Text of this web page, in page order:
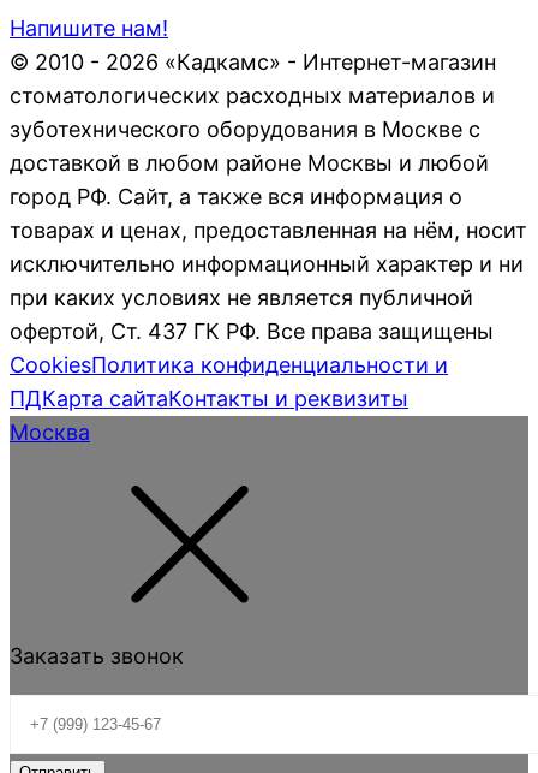
Напишите нам!
© 2010 - 2026 «Кадкамс» - Интернет-магазин
стоматологических расходных материалов и
зуботехнического оборудования в Москве с
доставкой в любом районе Москвы и любой
город РФ. Сайт, а также вся информация о
товарах и ценах, предоставленная на нём, носит
исключительно информационный характер и ни
при каких условиях не является публичной
офертой, Ст. 437 ГК РФ. Все права защищены
CookiesПолитика конфиденциальности и
ПДКарта сайтаКонтакты и реквизиты
Москва
Заказать звонок